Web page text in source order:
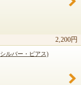
2,200円
ルバー・ピアス)